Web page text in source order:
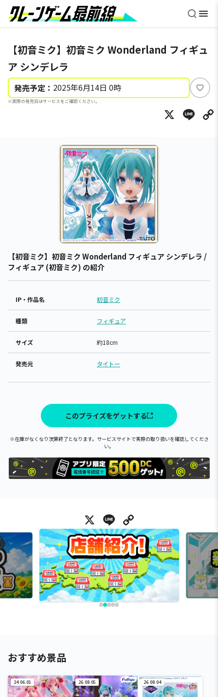
【初音ミク】初音ミク Wonderland フィギュ
ア シンデレラ
発売予定： 2025年6月14日 0時
※実際の発売日はサービスをご確認ください。
い
ね
X
【初音ミク】初音ミク Wonderland フィギュア シンデレラ /
フィギュア (初音ミク) の紹介
IP・作品名 初音ミク
種類 フィギュア
サイズ 約18cm
発売元 タイトー
このプライズをゲットする
※在庫がなくなり次第終了となります。サービスサイトで実際の取り扱いを確認してくださ
い。
X Line
おすすめ景品
24.06.01 26.08.05 26.08.04